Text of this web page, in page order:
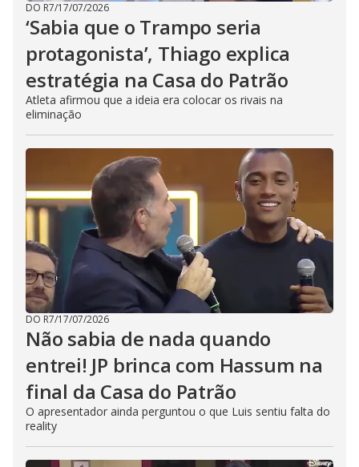
DO R7/17/07/2026
‘Sabia que o Trampo seria
protagonista’, Thiago explica
estratégia na Casa do Patrão
Atleta afirmou que a ideia era colocar os rivais na
eliminação
DO R7/17/07/2026
Não sabia de nada quando
entrei! JP brinca com Hassum na
final da Casa do Patrão
O apresentador ainda perguntou o que Luis sentiu falta do
reality